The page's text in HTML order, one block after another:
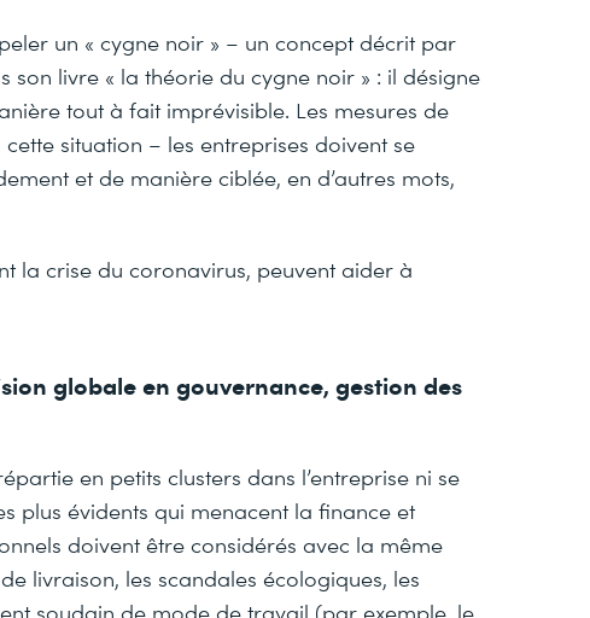
un « cygne noir » – un concept décrit par
son livre « la théorie du cygne noir » : il désigne
tout à fait imprévisible. Les mesures de
situation – les entreprises doivent se
et de manière ciblée, en d’autres mots,
la crise du coronavirus, peuvent aider à
globale en gouvernance, gestion des
en petits clusters dans l’entreprise ni se
plus évidents qui menacent la finance et
doivent être considérés avec la même
livraison, les scandales écologiques, les
soudain de mode de travail (par exemple, le